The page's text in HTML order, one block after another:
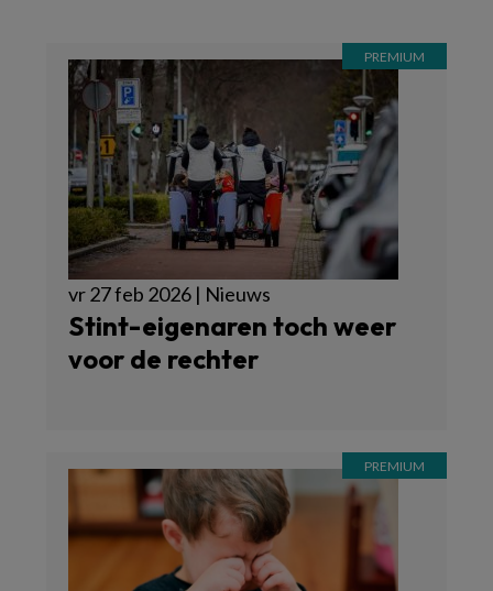
vr 27 feb 2026 | Nieuws
Stint-eigenaren toch weer
voor de rechter